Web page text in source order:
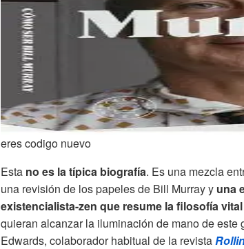
eres codigo nuevo
Esta no es la típica biografía. Es una mezcla
una revisión de los papeles de Bill Murray y una
existencialista-zen que resume la filosofía
quieran alcanzar la iluminación de mano de este
Edwards, colaborador habitual de la revista